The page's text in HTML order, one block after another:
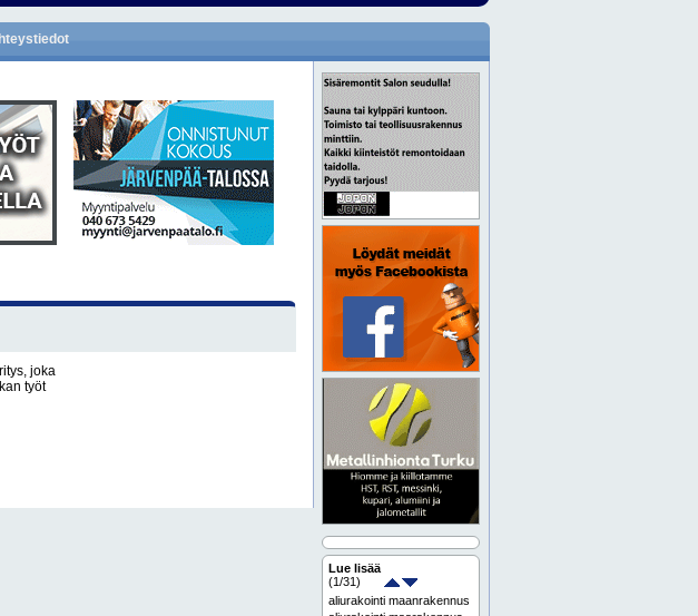
joka
työt
Lue lisää
(1/31)
aliurakointi maanrakennus